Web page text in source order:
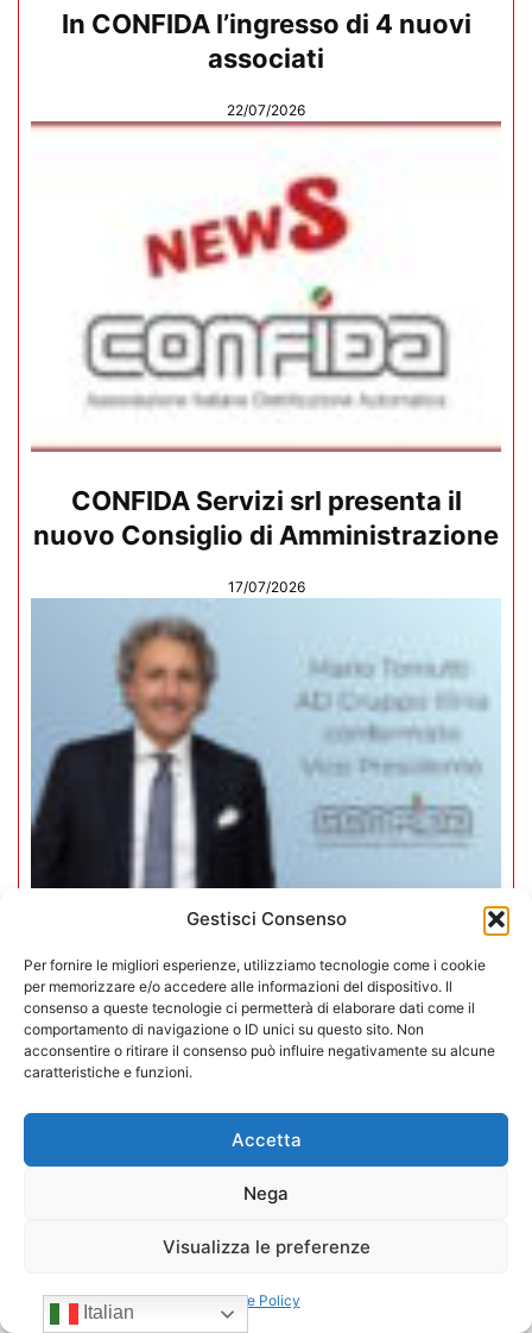
Gestisci Consenso
Per fornire le migliori esperienze, utilizziamo tecnologie come i cookie
per memorizzare e/o accedere alle informazioni del dispositivo. Il
consenso a queste tecnologie ci permetterà di elaborare dati come il
comportamento di navigazione o ID unici su questo sito. Non
acconsentire o ritirare il consenso può influire negativamente su alcune
caratteristiche e funzioni.
Accetta
Nega
Visualizza le preferenze
Cookie Policy
In CONFIDA l’ingresso di 4 nuovi
associati
22/07/2026
CONFIDA Servizi srl presenta il
nuovo Consiglio di Amministrazione
17/07/2026
Mario Toniutti confermato Vice
Presidente di CONFIDA per il
quadriennio 2026-2030
Italian